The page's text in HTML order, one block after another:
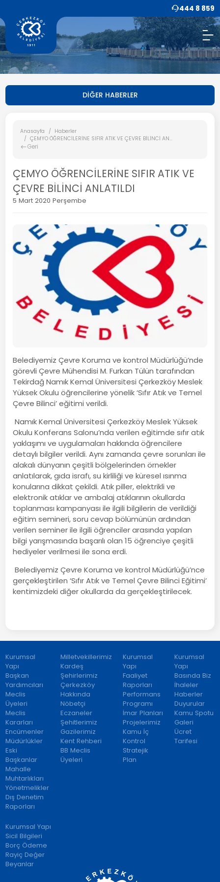
444 8 859
DİĞER HABERLER
Anasayfa
Haberler
ÇEMYO ÖĞRENCİLERİNE SIFIR ATIK VE ÇEVRE BİLİNCİ AN...
Geri
ÇEMYO ÖĞRENCİLERİNE SIFIR ATIK VE
ÇEVRE BİLİNCİ ANLATILDI
5 Mart 2020 Perşembe
Belediyemiz Çevre Koruma ve kontrol Müdürlüğü’nde
görevli Çevre Mühendisi M. Furkan Tülün tarafından
Tekirdağ Namık Kemal Üniversitesi Çerkezköy Meslek
Yüksek Okulu öğrencilerine yönelik ‘Sıfır Atık ve Temel
Çevre Bilinci’ eğitimi verildi.
Namık Kemal Üniversitesi Çerkezköy Meslek Yüksek
Okulu Konferans Salonu’nda verilen eğitimde sıfır atık
yaklaşımı ve uygulamaları hakkında öğrencilere
detaylı bilgiler verildi. Aynı zamanda çevre sorunları ile
alakalı dünyanın çeşitli bölgelerinden örnekler
anlatılarak, gıda israfı, su kirliliği ve küresel ısınma
konularına dikkat çekildi. Atık piller, elektrikli ve
elektronik atıklar ve ambalaj atıklarının okullarda
toplanması kampanyası ile ilgili bilgilerin de verildiği
eğitim semineri, soru cevap bölümünün ardından
verilen seminer ile ilgili öğrenciler arasında yapılan
bilgi yarışmasında başarılı olan 15 öğrenciye çeşitli
hediyeler verilmesi ile sona erdi.
Belediyemiz Çevre Koruma ve kontrol Müdürlüğü’nce
gerçekleştirilen ‘Sıfır Atık ve Temel Çevre Bilinci Eğitimi’
kentimizdeki diğer okullarda da gerçekleştirilecek.
Kurumsal
Yapı
Başkan
Yardımcıları
Meclis
Üyeleri
Meclis
Kararları
Encümenler
Müdürlükler
Eski
Başkanlar
Mahalle
Muhtarlıkları
Yönetmelikler
Dış Denetim
Raporları
Milletvekillerimiz
Kardeş
Şehirlerimiz
Çerkezköy
Hakkında
Nöbetçi
Eczaneler
Şehitlerimiz
Gazilerimiz
Kent Rehberi
BB Meclis
Üyeleri
Kurumsal
Yapı
Faaliyet
Raporları
Performans
Programı
İmar Planları
Projelerimiz
Kamu İç
Kontrol
Stratejik
Plan
Kurumsal
Yapı
Basında Biz
İhaleler
Haberler
Duyurular
Kamu Spotu
Galeri
Ücret
Tarifesi
Kurumsal Yapı
Sicil Bilgileri
Borç Ödeme
Rayiç Değer
Beyanlar